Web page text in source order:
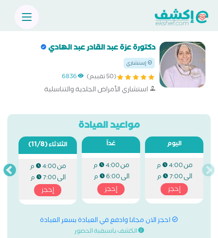
دكتورة عزة عبد القادر عبد الهادي
إستشاري
(50 تقييم) 6836
استشاري الأمراض الجلدية والتناسلية
مواعيد العيادة
اليوم
من4:00 م
الى7:00 م
إحجز
غداً
من4:00 م
الى6:00 م
إحجز
الثلاثاء(11/8)
من4:00 م
الى7:00 م
إحجز
احجز الان مجانا وادفع في العيادة بسعر العيادة
الكشف باسبقية الحضور